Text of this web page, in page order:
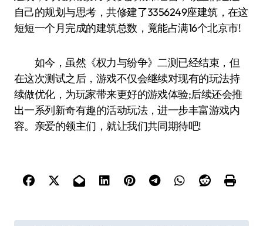
自己的规划与思考，共修建了3356249座建筑，在这
短短一个月完成的建筑总数，竟能占满16个北京市!
如今，虽然《权力与纷争》二测已经结束，但
在这次测试之后，游戏不仅会继续对现有的玩法持
续做优化，为玩家带来更好的游戏体验;后续还会推
出一系列新奇有趣的活动玩法，进一步丰富游戏内
容。亲爱的领主们，就让我们共同期待吧!